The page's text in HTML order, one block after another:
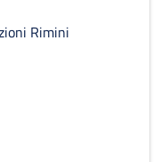
Rimini